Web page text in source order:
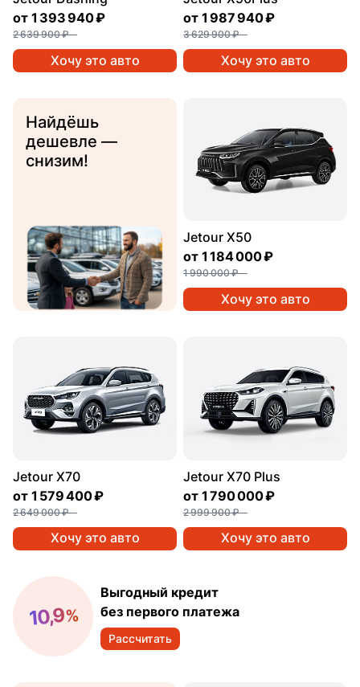
от 1 393 940 ₽
2 639 900 ₽
Хочу это авто
от 1 987 940 ₽
3 629 900 ₽
Хочу это авто
Найдёшь
дешевле —
снизим!
Jetour X50
от 1 184 000 ₽
1 990 000 ₽
Хочу это авто
Jetour X70
от 1 579 400 ₽
2 649 000 ₽
Хочу это авто
10,9%
Выгодный кредит
без первого платежа
Рассчитать
Jetour X70 Plus
от 1 790 000 ₽
2 999 900 ₽
Хочу это авто